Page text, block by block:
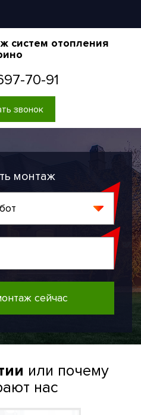
систем отопления
70-91
звонок
монтаж
сейчас
или почему
нас